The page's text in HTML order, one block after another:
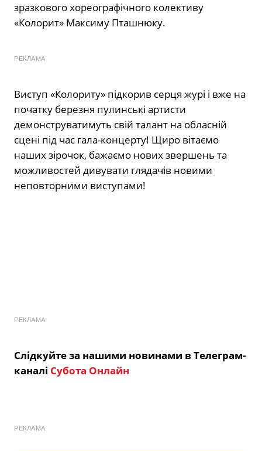
зразкового хореографічного колективу
«Колорит» Максиму Пташнюку.
РЕКЛАМА
Виступ «Колориту» підкорив серця журі і вже на
початку березня пулинські артисти
демонструватимуть свій талант на обласній
сцені під час гала-концерту! Щиро вітаємо
наших зірочок, бажаємо нових звершень та
можливостей дивувати глядачів новими
неповторними виступами!
РЕКЛАМА
Слідкуйте за нашими новинами в Телеграм-
каналі Субота Онлайн
РЕКЛАМА